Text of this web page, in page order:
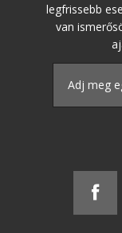
legfrissebb
van